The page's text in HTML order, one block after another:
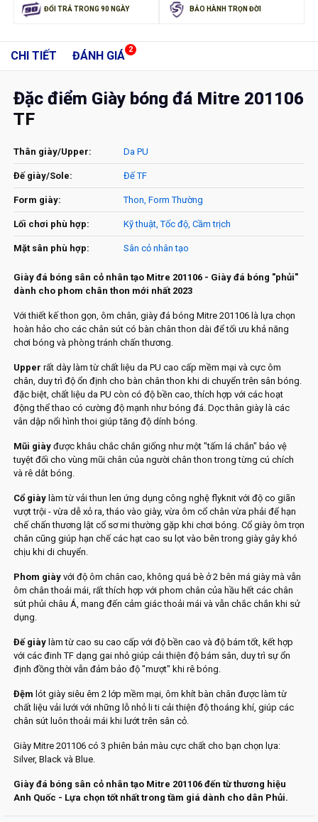
ĐỔI TRẢ TRONG 90 NGÀY BẢO HÀNH TRỌN ĐỜI
CHI TIẾT ĐÁNH GIÁ 2
Đặc điểm Giày bóng đá Mitre 201106
TF
Thân giày/Upper: Da PU
Đế giày/Sole: Đế TF
Form giày: Thon, Form Thường
Lối chơi phù hợp: Kỹ thuật, Tốc độ, Cầm trịch
Mặt sân phù hợp: Sân cỏ nhân tạo
Giày đá bóng sân cỏ nhân tạo Mitre 201106 - Giày đá bóng "phủi"
dành cho phom chân thon mới nhất 2023
Với thiết kế thon gọn, ôm chân, giày đá bóng Mitre 201106 là lựa chọn
hoàn hảo cho các chân sút có bàn chân thon dài để tối ưu khả năng
chơi bóng và phòng tránh chấn thương.
Upper rất dày làm từ chất liệu da PU cao cấp mềm mại và cực ôm
chân, duy trì độ ổn định cho bàn chân thon khi di chuyển trên sân bóng.
đặc biệt, chất liệu da PU còn có độ bền cao, thích hợp với các hoạt
động thể thao có cường độ mạnh như bóng đá. Dọc thân giày là các
vân dập nổi hình thoi giúp tăng độ dính bóng.
Mũi giàyđược khâu chắc chắn giống như một "tấm lá chắn" bảo vệ
tuyệt đối cho vùng mũi chân của người chân thon trong từng cú chích
và rê dắt bóng.
Cổ giàylàm từ vải thun len ứng dụng công nghệ flyknit với độ co giãn
vượt trội - vừa dễ xỏ ra, tháo vào giày, vừa ôm cổ chân vừa phải để hạn
chế chấn thương lật cổ sơ mi thường gặp khi chơi bóng. Cổ giày ôm trọn
chân cũng giúp hạn chế các hạt cao su lọt vào bên trong giày gây khó
chịu khi di chuyển.
Phom giàyvới độ ôm chân cao, không quá bè ở 2 bên má giày mà vẫn
ôm chân thoải mái, rất thích hợp với phom chân của hầu hết các chân
sút phủi châu Á, mang đến cảm giác thoải mái và vẫn chắc chắn khi sử
dụng.
Đế giàylàm từ cao su cao cấp với độ bền cao và độ bám tốt, kết hợp
với các đinh TF dạng gai nhỏ giúp cải thiện độ bám sân, duy trì sự ổn
định đồng thời vẫn đảm bảo độ "mượt" khi rê bóng.
Đệm lót giày siêu êm 2 lớp mềm mại, ôm khít bàn chân được làm từ
chất liệu vải lưới với những lỗ nhỏ li ti cải thiện độ thoáng khí, giúp các
chân sút luôn thoải mái khi lướt trên sân cỏ.
Giày Mitre 201106 có 3 phiên bản màu cực chất cho bạn chọn lựa:
Silver, Black và Blue.
Giày đá bóng sân cỏ nhân tạo Mitre 201106 đến từ thương hiệu
Anh Quốc - Lựa chọn tốt nhất trong tầm giá dành cho dân Phủi.